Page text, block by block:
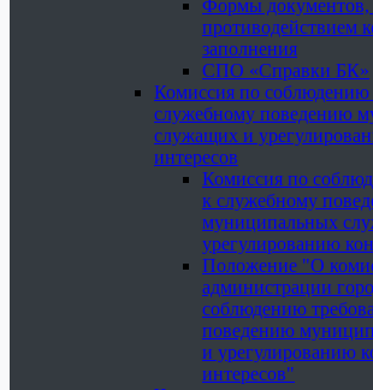
Формы документов,
противодействием
заполнения
СПО «Справки БК»
Комиссия по соблюдению
служебному поведению
служащих и
интересов
Комиссия по
к служебному
муниципальных
урегулированию
Положение "О
администрации
соблюдению
поведению
и урегулированию
интересов"